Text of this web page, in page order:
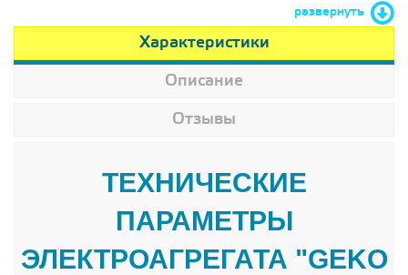
развернуть
Характеристики
Описание
Отзывы
ТЕХНИЧЕСКИЕ
ПАРАМЕТРЫ
ЭЛЕКТРОАГРЕГАТА "GEKO